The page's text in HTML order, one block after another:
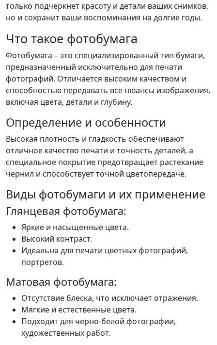
только подчеркнет красоту и детали ваших снимков,
но и сохранит ваши воспоминания на долгие годы.
Что такое фотобумага
Фотобумага – это специализированный тип бумаги,
предназначенный исключительно для печати
фотографий. Отличается высоким качеством и
способностью передавать все нюансы изображения,
включая цвета, детали и глубину.
Определение и особенности
Высокая плотность и гладкость обеспечивают
отличное качество печати и точность деталей, а
специальное покрытие предотвращает растекание
чернил и способствует точной цветопередаче.
Виды фотобумаги и их применение
Глянцевая фотобумага:
Яркие и насыщенные цвета.
Высокий контраст.
Идеальна для печати цветных фотографий,
портретов.
Матовая фотобумага:
Отсутствие блеска, что исключает отражения.
Мягкие и естественные цвета.
Подходит для черно-белой фотографии,
художественных работ.